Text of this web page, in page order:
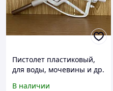
Пистолет пластиковый,
для воды, мочевины и др.
В наличии